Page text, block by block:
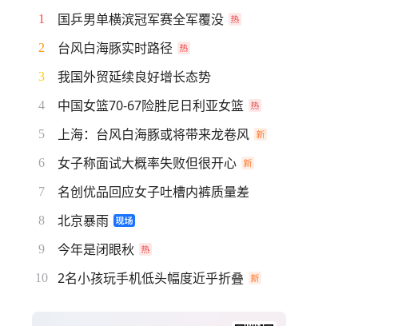
1 国乒男单横滨冠军赛全军覆没
2 台风白海豚实时路径
3 我国外贸延续良好增长态势
4 中国女篮70-67险胜尼日利亚女篮
5 上海：台风白海豚或将带来龙卷风
6 女子称面试大概率失败但很开心
7 名创优品回应女子吐槽内裤质量差
8 北京暴雨
9 今年是闭眼秋
10 2名小孩玩手机低头幅度近乎折叠